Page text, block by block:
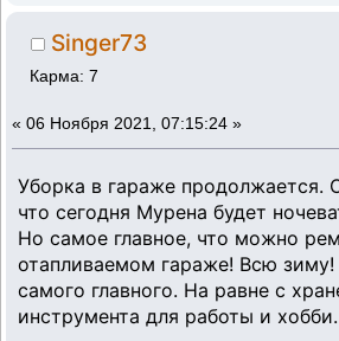
Singer73
Карма: 7
« 06 Ноября 2021, 07:15:24 »
Уборка в гараже продолжается.
что сегодня Мурена будет
Но самое главное, что можно
отапливаемом гараже! Всю
самого главного. На равне с
инструмента для работы и